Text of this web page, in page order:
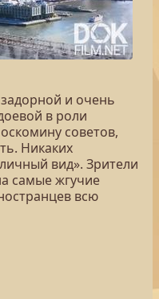
и очень
в роли
советов,
Никаких
вид». Зрители
самые жгучие
всю